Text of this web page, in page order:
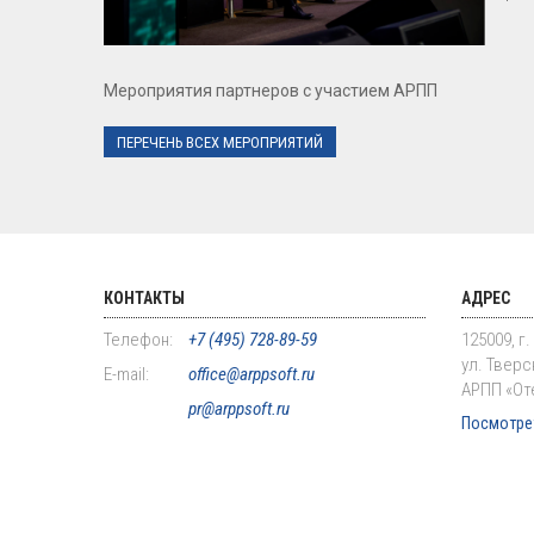
Мероприятия партнеров с участием АРПП
ПЕРЕЧЕНЬ ВСЕХ МЕРОПРИЯТИЙ
КОНТАКТЫ
Телефон:
+7 (495) 728-89-59
E-mail:
office@arppsoft.ru
pr@arppsoft.ru
АДРЕС
125009,
ул.
АРПП